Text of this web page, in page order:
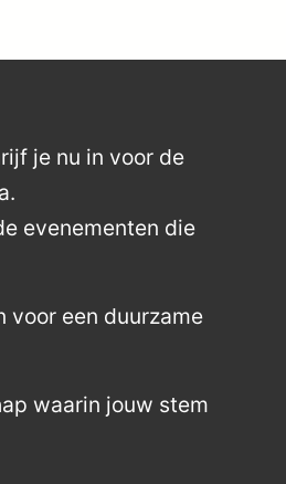
je nu in voor de
evenementen die
voor een duurzame
waarin jouw stem